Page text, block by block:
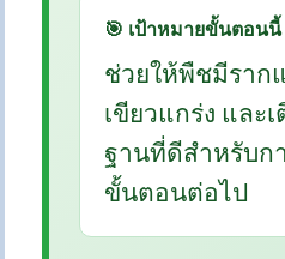
🎯 เป้าหมายขั้นตอนนี้
ช่วยให้พืชมีราก
เขียวแกร่ง และ
ฐานที่ดีสำหรับ
ขั้นตอนต่อไป